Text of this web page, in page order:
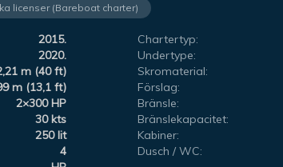
licenser (Bareboat charter)
2015. Chartertyp:
2020. Undertype:
m (40 ft) Skromaterial:
m (13,1 ft) Förslag:
2×300 HP Bränsle:
30 kts Bränslekapacitet:
250 lit Kabiner:
4 Dusch / WC: